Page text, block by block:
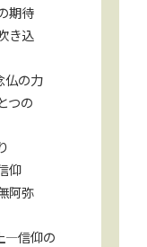
期待
き込
仏の力
つの
仰
阿弥
—信仰の